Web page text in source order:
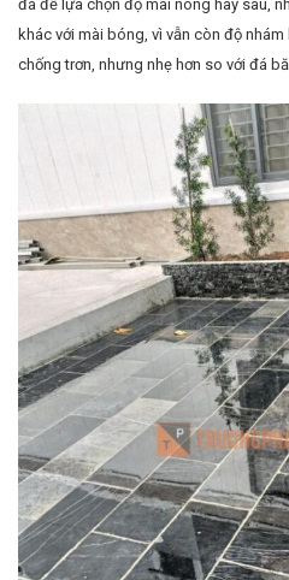
đá để lựa chọn độ mài nông hay sâu,
khác với mài bóng, vì vẫn còn độ
chống trơn, nhưng nhẹ hơn so với đá